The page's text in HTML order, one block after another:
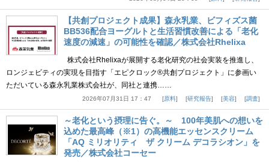
【共創プロジェクト成果】森永乳業、ビフィズス菌
BB536配合ヨーグルトと生活習慣改善による「老化
速度の減速」の可能性を確認／株式会社Rhelixa
株式会社Rhelixaが展開する老化研究の社会実装を推進し、
ロンジェビティの実現を目指す「エピクロック®共創プロジェクト」に参画い
ただいている森永乳業株式会社が、同社と連携……
2026年07月31日 17：47 原料 研究報告 美容 調査
～老化という摂理に告ぐ。～ 100年美肌への想いを
込めた最高峰（※1）の高機能エッセンスクリーム
「AQ ミリオリティ ザ クリーム デコラシオン」を
発売／株式会社コーセー